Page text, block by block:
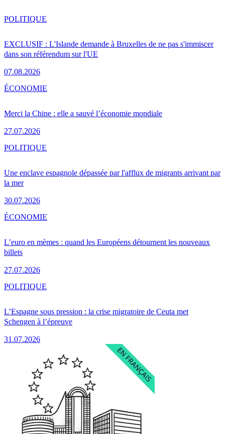
EXCLUSIF : L'Islande demande à Bruxelles de ne pas s'immiscer
dans son référendum sur l'UE
07.08.2026
POLITIQUE
Merci la Chine : elle a sauvé l’économie mondiale
27.07.2026
ÉCONOMIE
Une enclave espagnole dépassée par l'afflux de migrants arrivant par
la mer
30.07.2026
POLITIQUE
L’euro en mèmes : quand les Européens détournent les nouveaux
billets
27.07.2026
ÉCONOMIE
L’Espagne sous pression : la crise migratoire de Ceuta met
Schengen à l’épreuve
31.07.2026
POLITIQUE